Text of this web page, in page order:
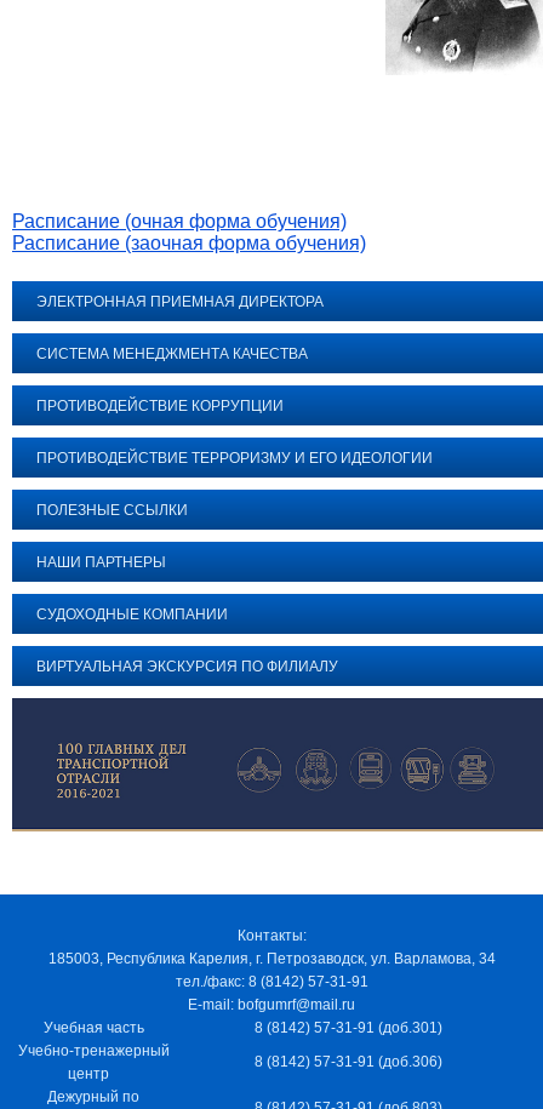
Расписание (очная форма обучения)
Расписание (заочная форма обучения)
ЭЛЕКТРОННАЯ ПРИЕМНАЯ ДИРЕКТОРА
СИСТЕМА МЕНЕДЖМЕНТА КАЧЕСТВА
ПРОТИВОДЕЙСТВИЕ КОРРУПЦИИ
ПРОТИВОДЕЙСТВИЕ ТЕРРОРИЗМУ И ЕГО ИДЕОЛОГИИ
ПОЛЕЗНЫЕ ССЫЛКИ
НАШИ ПАРТНЕРЫ
СУДОХОДНЫЕ КОМПАНИИ
ВИРТУАЛЬНАЯ ЭКСКУРСИЯ ПО ФИЛИАЛУ
Контакты:
185003, Республика Карелия, г. Петрозаводск, ул. Варламова, 34
тел./факс: 8 (8142) 57-31-91
E-mail: bofgumrf@mail.ru
Учебная часть
8 (8142) 57-31-91 (доб.301)
Учебно-тренажерный
центр
8 (8142) 57-31-91 (доб.306)
Дежурный по